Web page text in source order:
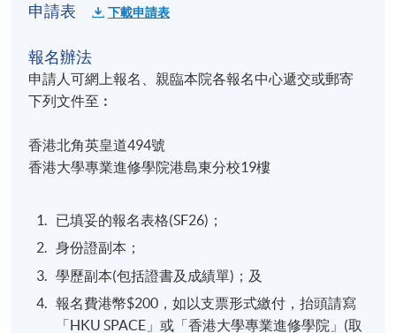
申請表 下載申請表
報名辦法
申請人可網上報名、親臨本院各報名中心遞交或郵寄
下列文件至︰
香港北角英皇道494號
香港大學專業進修學院港島東分校19樓
已填妥的報名表格(SF26)；
身份證副本；
學歷副本(包括證書及成績單)；及
報名費港幣$200，如以支票形式繳付，抬頭請寫
「HKU SPACE」或「香港大學專業進修學院」(取